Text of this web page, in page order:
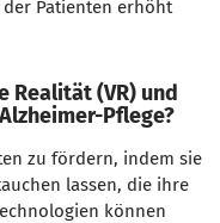
Patienten erhöht
Realität (VR) und
Pflege?
zu fördern, indem sie
lassen, die ihre
können